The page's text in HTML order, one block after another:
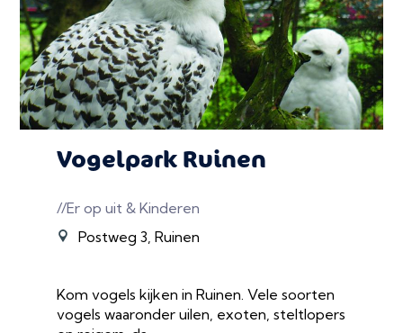
Vogelpark Ruinen
//Er op uit & Kinderen
Postweg 3, Ruinen
Kom vogels kijken in Ruinen. Vele soorten
vogels waaronder uilen, exoten, steltlopers